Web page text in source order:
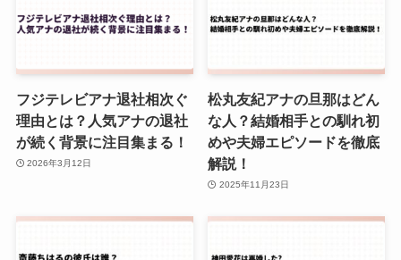
フジテレビアナ退社相次ぐ
理由とは？人気アナの退社
が続く背景に注目集まる！
2026年3月12日
松丸友紀アナの旦那はどん
な人？結婚相手との馴れ初
めや夫婦エピソードを徹底
解説！
2025年11月23日